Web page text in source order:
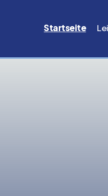
Startseite